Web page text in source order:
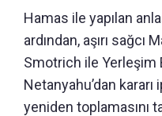
Hamas ile yapılan
ardından, aşırı sağcı
Smotrich ile Yerleşim
Netanyahu’dan
yeniden toplamasını